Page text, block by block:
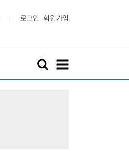
로그인 회원가입